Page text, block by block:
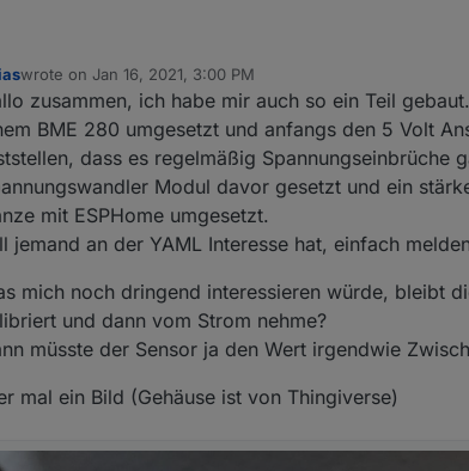
wrote on Jan 16, 2021, 3:00 PM
last edited by
zusammen, ich habe mir auch so ein Teil
BME 280 umgesetzt und anfangs den 5 Volt
dass es regelmäßig Spannungseinbrüche
Modul davor gesetzt und ein
mit ESPHome umgesetzt.
jemand an der YAML Interesse hat, einfach
mich noch dringend interessieren würde, bleibt
und dann vom Strom nehme?
müsste der Sensor ja den Wert irgendwie
mal ein Bild (Gehäuse ist von Thingiverse)